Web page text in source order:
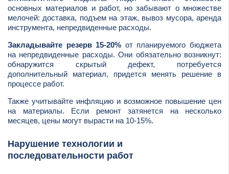
основных материалов и работ, но забывают о множестве
мелочей: доставка, подъем на этаж, вывоз мусора, аренда
инструмента, непредвиденные расходы.
Закладывайте резерв 15-20% от планируемого бюджета
на непредвиденные расходы. Они обязательно возникнут:
обнаружится скрытый дефект, потребуется
дополнительный материал, придется менять решение в
процессе работ.
Также учитывайте инфляцию и возможное повышение цен
на материалы. Если ремонт затянется на несколько
месяцев, цены могут вырасти на 10-15%.
Нарушение технологии и
последовательности работ